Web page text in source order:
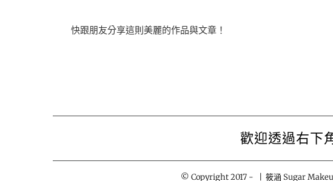
快跟朋友分享這則美麗的作品與文章！
歡迎透過右下
© Copyright 2017 - | 筱涵 Sugar